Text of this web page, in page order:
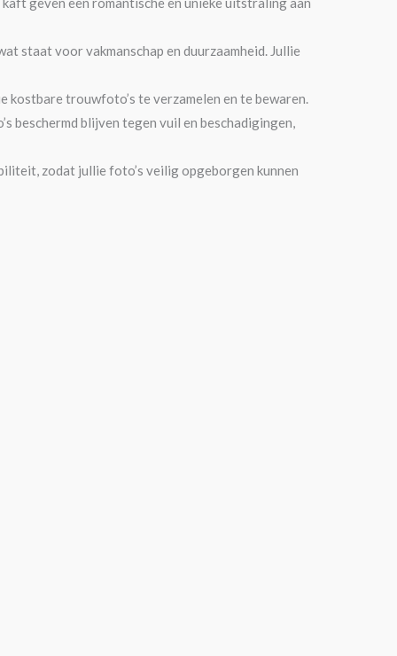
staat voor vakmanschap en duurzaamheid. Jullie
kostbare trouwfoto’s te verzamelen en te bewaren.
beschermd blijven tegen vuil en beschadigingen,
zodat jullie foto’s veilig opgeborgen kunnen